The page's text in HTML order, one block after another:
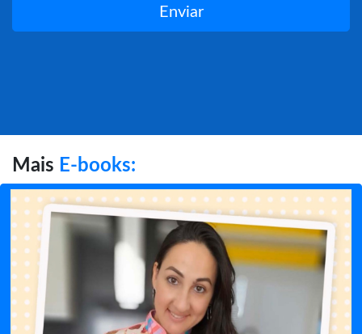
Enviar
Mais E-books: